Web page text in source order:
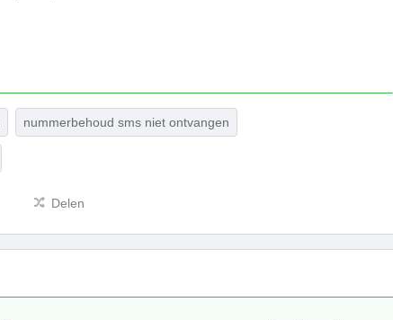
nummerbehoud sms niet ontvangen
Delen